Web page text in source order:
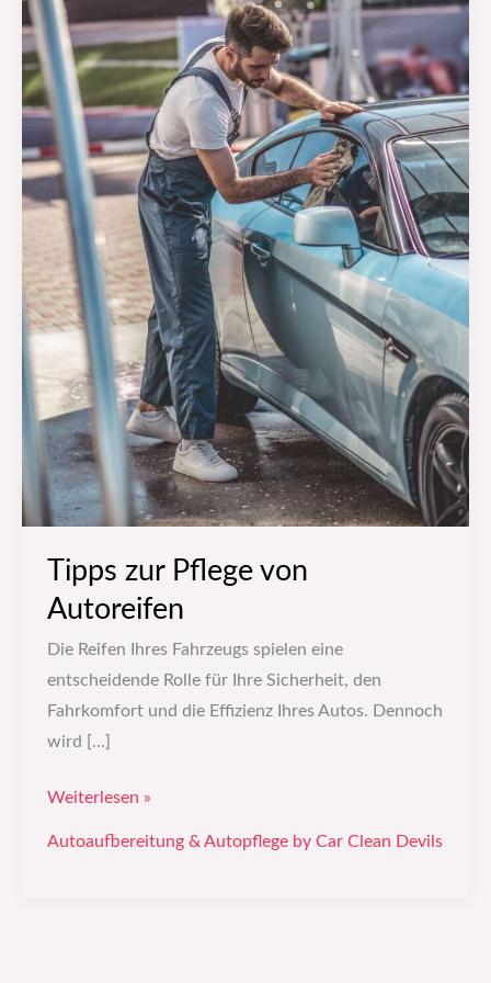
Tipps zur Pflege von
Autoreifen
Die Reifen Ihres Fahrzeugs spielen eine
entscheidende Rolle für Ihre Sicherheit, den
Fahrkomfort und die Effizienz Ihres Autos. Dennoch
wird […]
Weiterlesen »
Autoaufbereitung & Autopflege by Car Clean Devils